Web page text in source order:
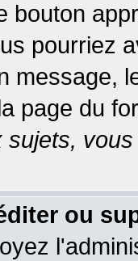
bouton
pourriez
message,
page du
ou